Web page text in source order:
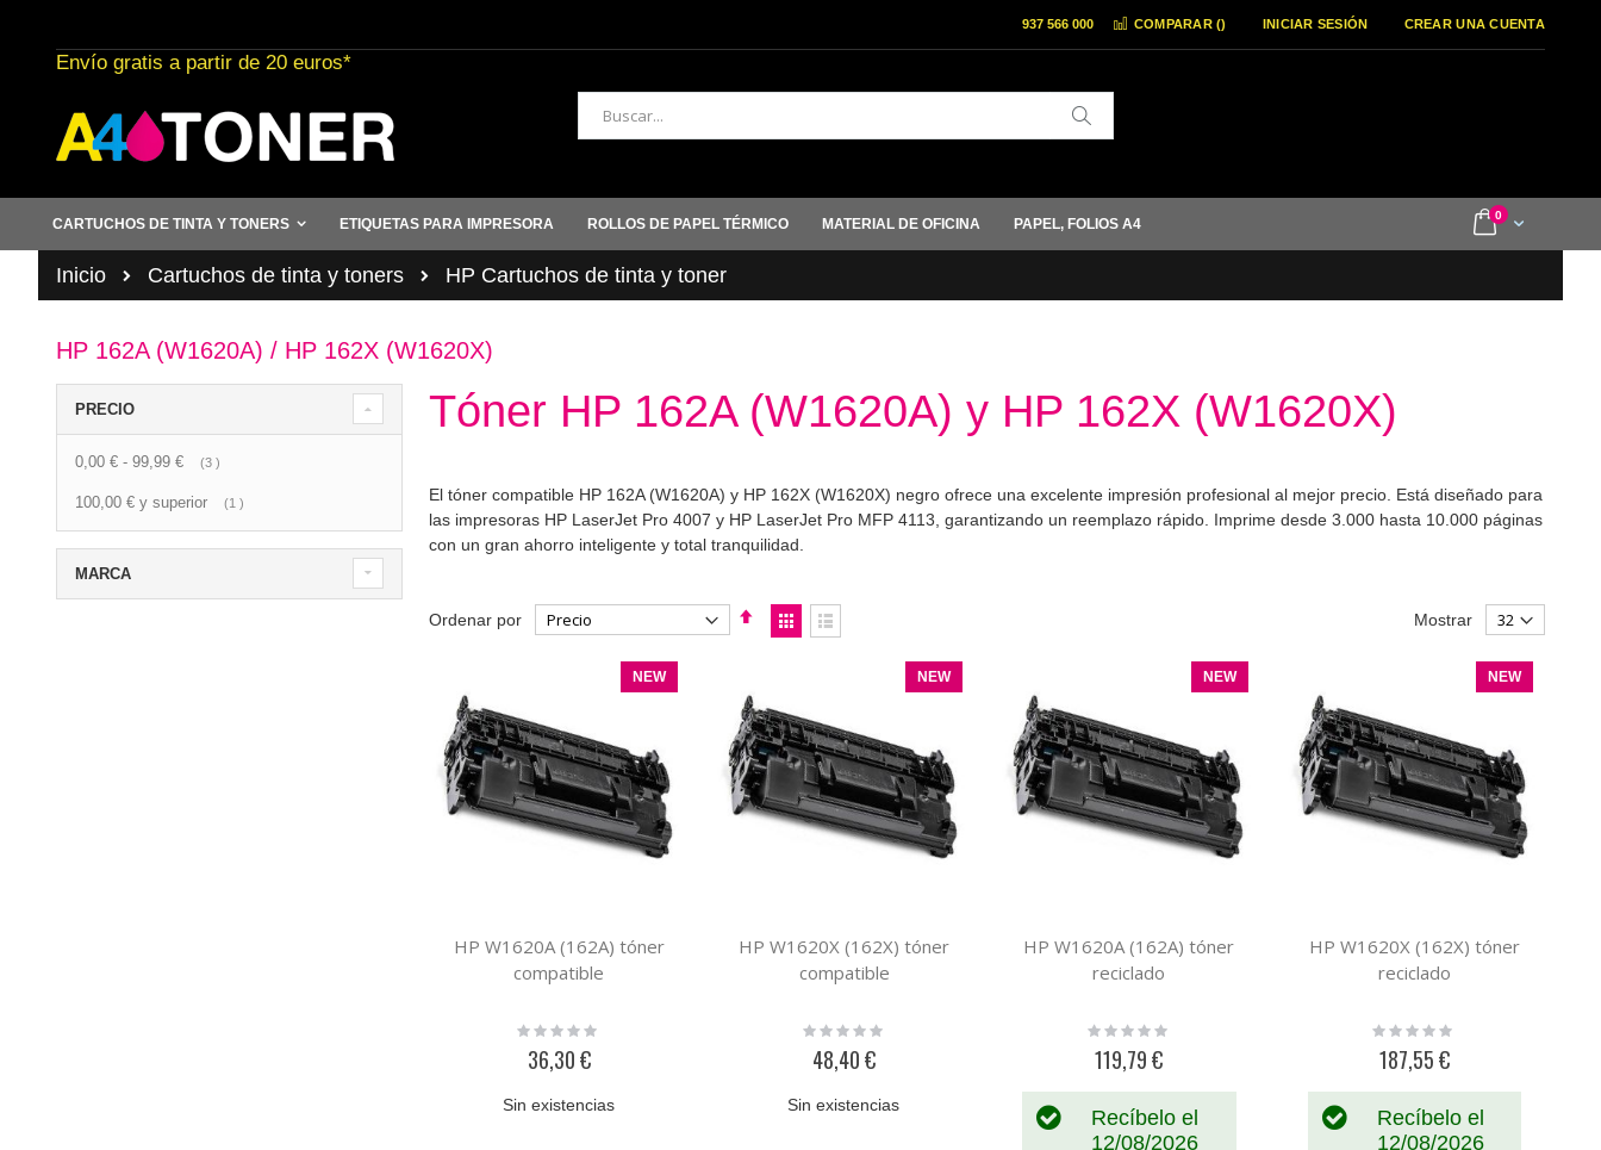
al
contenido
COMPARAR () INICIAR SESIÓN CREAR UNA CUENTA
937 566 000
Envío gratis a partir de 20 euros*
Buscar
Cart
0items
CARTUCHOS DE TINTA Y TONERS ETIQUETAS PARA IMPRESORA ROLLOS DE PAPEL TÉRMICO MATERIAL DE OFICINA PAPEL, FOLIOS A4
Inicio Cartuchos de tinta y toners HP Cartuchos de tinta y toner
HP 162A (W1620A) / HP 162X (W1620X)
Tóner HP 162A (W1620A) y HP 162X (W1620X)
El tóner compatible HP 162A (W1620A) y HP 162X (W1620X) negro ofrece una excelente impresión profesional al mejor precio. Está diseñado para
las impresoras HP LaserJet Pro 4007 y HP LaserJet Pro MFP 4113, garantizando un reemplazo rápido. Imprime desde 3.000 hasta 10.000 páginas
con un gran ahorro inteligente y total tranquilidad.
Ordenar por
Fijar
Dirección
Ver
como
Mostrar
NEW
HP W1620A (162A) tóner
compatible
Rating:
36,30 €
Sin existencias
NEW
HP W1620X (162X) tóner
compatible
Rating:
48,40 €
Sin existencias
NEW
HP W1620A (162A) tóner
reciclado
Rating:
119,79 €
Recíbelo el
12/08/2026
NEW
HP W1620X (162X) tóner
reciclado
Rating:
187,55 €
Recíbelo el
12/08/2026
PRECIO
0,00 € - 99,99 € 3 artículo
100,00 € y superior 1 artículo
MARCA